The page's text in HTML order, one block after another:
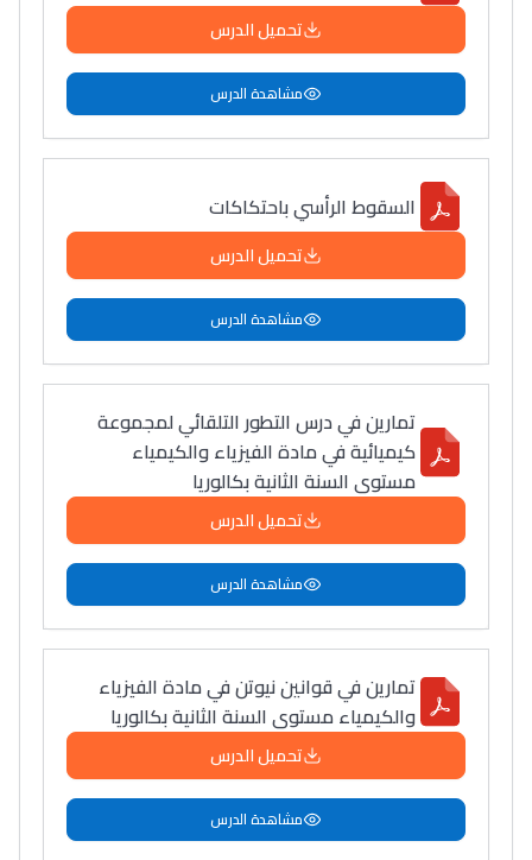
Lycée Maroc
تحميل الدرس
مشاهدة الدرس
السقوط الرأسي باحتكاكات
تحميل الدرس
مشاهدة الدرس
تمارين في درس التطور التلقائي لمجموعة
كيميائية في مادة الفيزياء والكيمياء
مستوى السنة الثانية بكالوريا
تحميل الدرس
مشاهدة الدرس
تمارين في قوانين نيوتن في مادة الفيزياء
والكيمياء مستوى السنة الثانية بكالوريا
تحميل الدرس
مشاهدة الدرس